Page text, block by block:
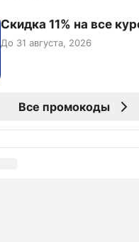
Скидка 11% на все
До 31 августа, 2026
Все промокоды